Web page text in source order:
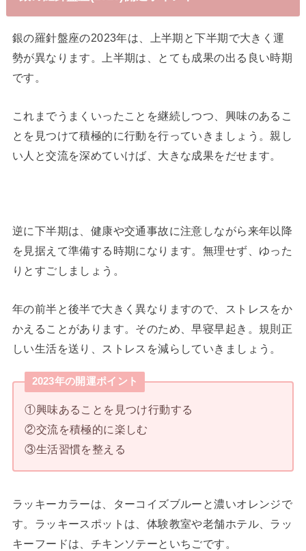
銀の羅針盤座の2023年は、上半期と下半期で大きく運
勢が異なります。上半期は、とても成果の出る良い時期
です。
これまでうまくいったことを継続しつつ、興味のあるこ
とを見つけて積極的に行動を行っていきましょう。親し
い人と交流を深めていけば、大きな成果をだせます。
逆に下半期は、健康や交通事故に注意しながら来年以降
を見据えて準備する時期になります。無理せず、ゆった
りとすごしましょう。
年の前半と後半で大きく異なりますので、ストレスをか
かえることがあります。そのため、早寝早起き。規則正
しい生活を送り、ストレスを減らしていきましょう。
2023年の開運ポイント
①興味あることを見つけ行動する
②交流を積極的に楽しむ
③生活習慣を整える
ラッキーカラーは、ターコイズブルーと濃いオレンジで
す。ラッキースポットは、体験教室や老舗ホテル、ラッ
キーフードは、チキンソテーといちごです。